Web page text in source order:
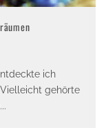
ich
gehörte
...